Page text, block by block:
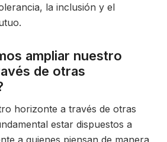
la inclusión y el
ampliar nuestro
de otras
horizonte a través de otras
estar dispuestos a
a quienes piensan de manera